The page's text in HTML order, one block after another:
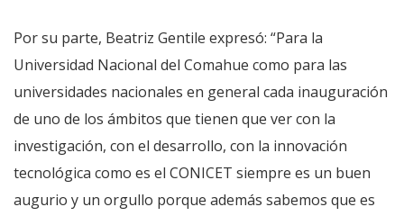
Por su parte, Beatriz Gentile expresó: “Para la
Universidad Nacional del Comahue como para las
universidades nacionales en general cada inauguración
de uno de los ámbitos que tienen que ver con la
investigación, con el desarrollo, con la innovación
tecnológica como es el CONICET siempre es un buen
augurio y un orgullo porque además sabemos que es